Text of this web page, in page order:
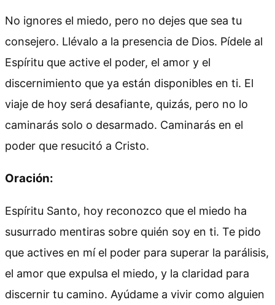
No ignores el miedo, pero no dejes que sea tu
consejero. Llévalo a la presencia de Dios. Pídele al
Espíritu que active el poder, el amor y el
discernimiento que ya están disponibles en ti. El
viaje de hoy será desafiante, quizás, pero no lo
caminarás solo o desarmado. Caminarás en el
poder que resucitó a Cristo.
Oración:
Espíritu Santo, hoy reconozco que el miedo ha
susurrado mentiras sobre quién soy en ti. Te pido
que actives en mí el poder para superar la parálisis,
el amor que expulsa el miedo, y la claridad para
discernir tu camino. Ayúdame a vivir como alguien